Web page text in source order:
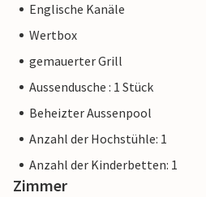
Englische Kanäle
Wertbox
gemauerter Grill
Aussendusche : 1 Stück
Beheizter Aussenpool
Anzahl der Hochstühle: 1
Anzahl der Kinderbetten: 1
Zimmer